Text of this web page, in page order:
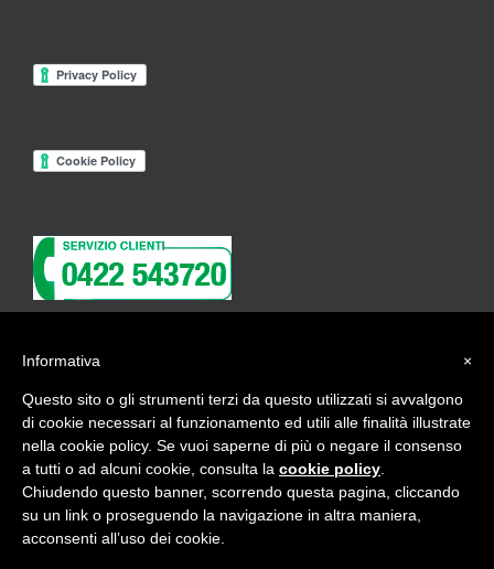
ISCRIVITI ALLA NEWSLETTER
Copyright 2017 Beauty Contract - credits
Instagram
×
Informativa
Questo sito o gli strumenti terzi da questo utilizzati si avvalgono
di cookie necessari al funzionamento ed utili alle finalità illustrate
nella cookie policy. Se vuoi saperne di più o negare il consenso
a tutti o ad alcuni cookie, consulta la cookie policy
Chiudendo questo banner, scorrendo questa pagina, cliccando
su un link o proseguendo la navigazione in altra maniera,
acconsenti all’uso dei cookie.